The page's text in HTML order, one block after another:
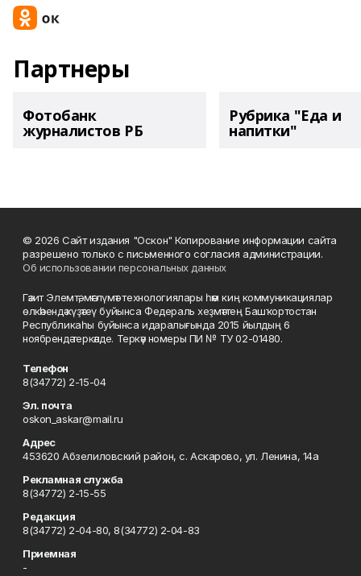
Партнеры
Фотобанк
журналистов РБ
Рубрика "Еда и
напитки"
© 2026 Сайт издания "Оскон" Копирование информации сайта
разрешено только с письменного согласия администрации.
Об использовании персональных данных
Гәзит Элемтә, мәғлүмәт технологиялары һәм киң коммуникациялар
өлкәһендә күҙәтеү буйынса Федераль хеҙмәттең Башҡортостан
Республикаһы буйынса идаралығында 2015 йылдың 6
ноябрендә теркәлде. Теркәү номеры ПИ № ТУ 02-01480.
Телефон
8(34772) 2-15-04
Эл. почта
oskon_askar@mail.ru
Адрес
453620 Абзелиловский район, с. Аскарово, ул. Ленина, 14а
Рекламная служба
8(34772) 2-15-55
Редакция
8(34772) 2-04-80, 8(34772) 2-04-83
Приемная
-